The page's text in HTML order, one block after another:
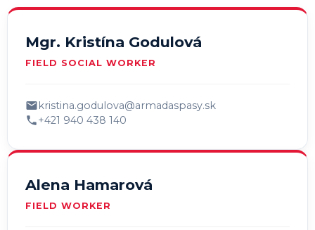
Mgr. Kristína Godulová
FIELD SOCIAL WORKER
kristina.godulova@armadaspasy.sk
+421 940 438 140
Alena Hamarová
FIELD WORKER